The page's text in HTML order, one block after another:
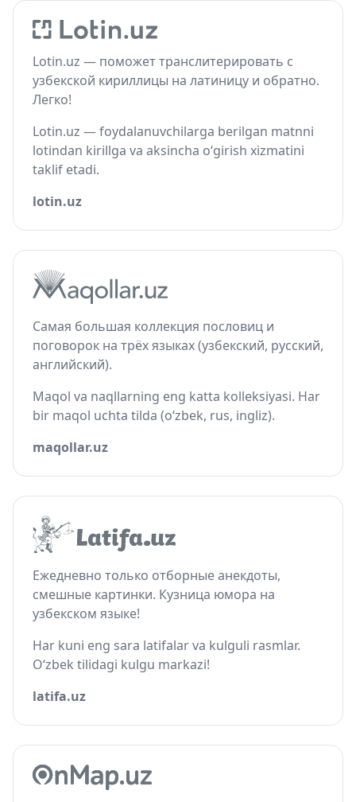
Lotin.uz — поможет транслитерировать с
узбекской кириллицы на латиницу и обратно.
Легко!
Lotin.uz — foydalanuvchilarga berilgan matnni
lotindan kirillga va aksincha o‘girish xizmatini
taklif etadi.
lotin.uz
Самая большая коллекция пословиц и
поговорок на трёх языках (узбекский, русский,
английский).
Maqol va naqllarning eng katta kolleksiyasi. Har
bir maqol uchta tilda (o‘zbek, rus, ingliz).
maqollar.uz
Ежедневно только отборные анекдоты,
смешные картинки. Кузница юмора на
узбекском языке!
Har kuni eng sara latifalar va kulguli rasmlar.
O‘zbek tilidagi kulgu markazi!
latifa.uz